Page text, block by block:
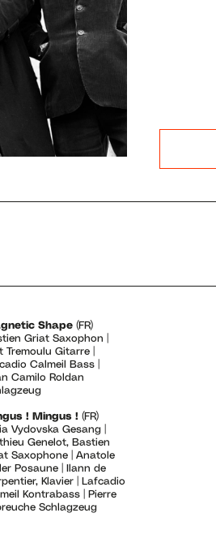
Shape (FR)
Griat Saxophon |
Tremoulu Gitarre |
Calmeil Bass |
Camilo Roldan
! Mingus ! (FR)
Vydovska Gesang |
Genelot, Bastien
Saxophone | Anatole
Posaune | Ilann de
Klavier | Lafcadio
Kontrabass | Pierre
Schlagzeug